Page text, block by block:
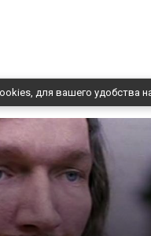
для вашего удобства